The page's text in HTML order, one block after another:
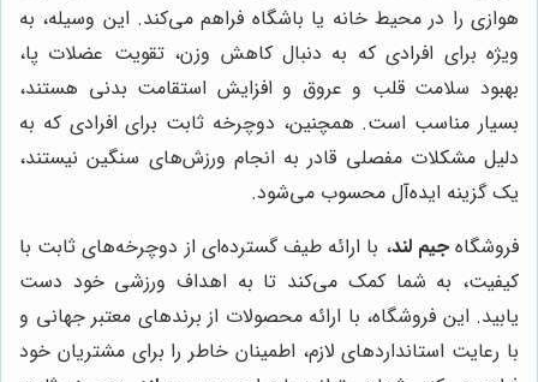
هوازی را در محیط خانه یا باشگاه فراهم می‌کند. این وسیله، به
ویژه برای افرادی که به دنبال کاهش وزن، تقویت عضلات پا،
بهبود سلامت قلب و عروق و افزایش استقامت بدنی هستند،
بسیار مناسب است. همچنین، دوچرخه ثابت برای افرادی که به
دلیل مشکلات مفصلی قادر به انجام ورزش‌های سنگین نیستند،
یک گزینه ایده‌آل محسوب می‌شود.
فروشگاهجیم لند، با ارائه طیف گسترده‌ای از دوچرخه‌های ثابت با
کیفیت، به شما کمک می‌کند تا به اهداف ورزشی خود دست
یابید. این فروشگاه، با ارائه محصولات از برندهای معتبر جهانی و
با رعایت استانداردهای لازم، اطمینان خاطر را برای مشتریان خود